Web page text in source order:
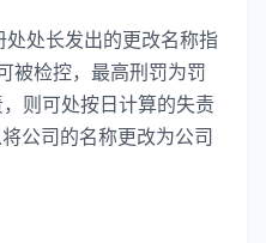
处长发出的更改名称指
被检控，最高刑罚为罚
则可处按日计算的失责
公司的名称更改为公司